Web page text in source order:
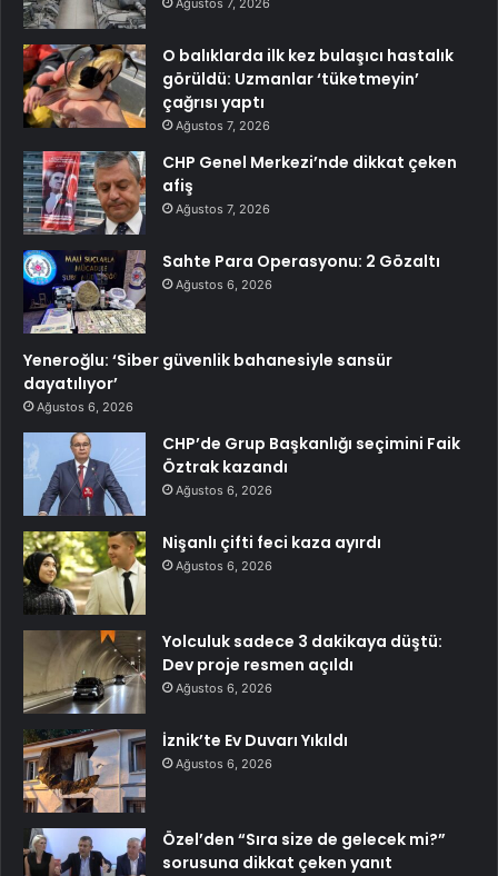
Ağustos 7, 2026
O balıklarda ilk kez bulaşıcı hastalık
görüldü: Uzmanlar ‘tüketmeyin’
çağrısı yaptı
Ağustos 7, 2026
CHP Genel Merkezi’nde dikkat çeken
afiş
Ağustos 7, 2026
Sahte Para Operasyonu: 2 Gözaltı
Ağustos 6, 2026
Yeneroğlu: ‘Siber güvenlik bahanesiyle sansür
dayatılıyor’
Ağustos 6, 2026
CHP’de Grup Başkanlığı seçimini Faik
Öztrak kazandı
Ağustos 6, 2026
Nişanlı çifti feci kaza ayırdı
Ağustos 6, 2026
Yolculuk sadece 3 dakikaya düştü:
Dev proje resmen açıldı
Ağustos 6, 2026
İznik’te Ev Duvarı Yıkıldı
Ağustos 6, 2026
Özel’den “Sıra size de gelecek mi?”
sorusuna dikkat çeken yanıt